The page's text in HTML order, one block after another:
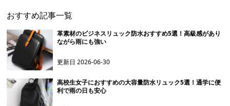
おすすめ記事一覧
革素材のビジネスリュック防水おすすめ5選！高級感があり
ながら雨にも強い
更新日2026-06-30
高校生女子におすすめの大容量防水リュック5選！通学に便
利で雨の日も安心